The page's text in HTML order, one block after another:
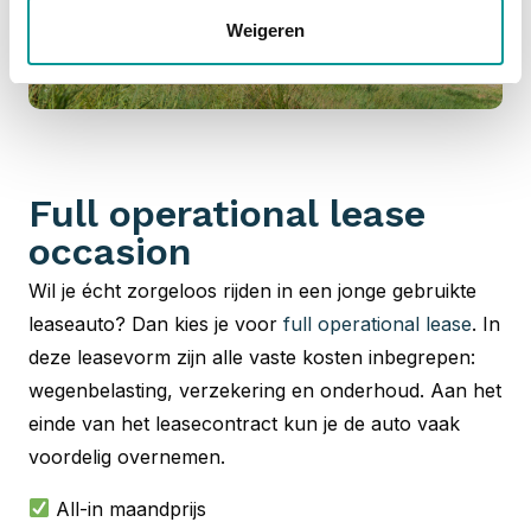
Weigeren
Full operational lease
occasion
Wil je écht zorgeloos rijden in een jonge gebruikte
leaseauto? Dan kies je voor full operational lease. In
deze leasevorm zijn alle vaste kosten inbegrepen:
wegenbelasting, verzekering en onderhoud. Aan het
einde van het leasecontract kun je de auto vaak
voordelig overnemen.
All-in maandprijs